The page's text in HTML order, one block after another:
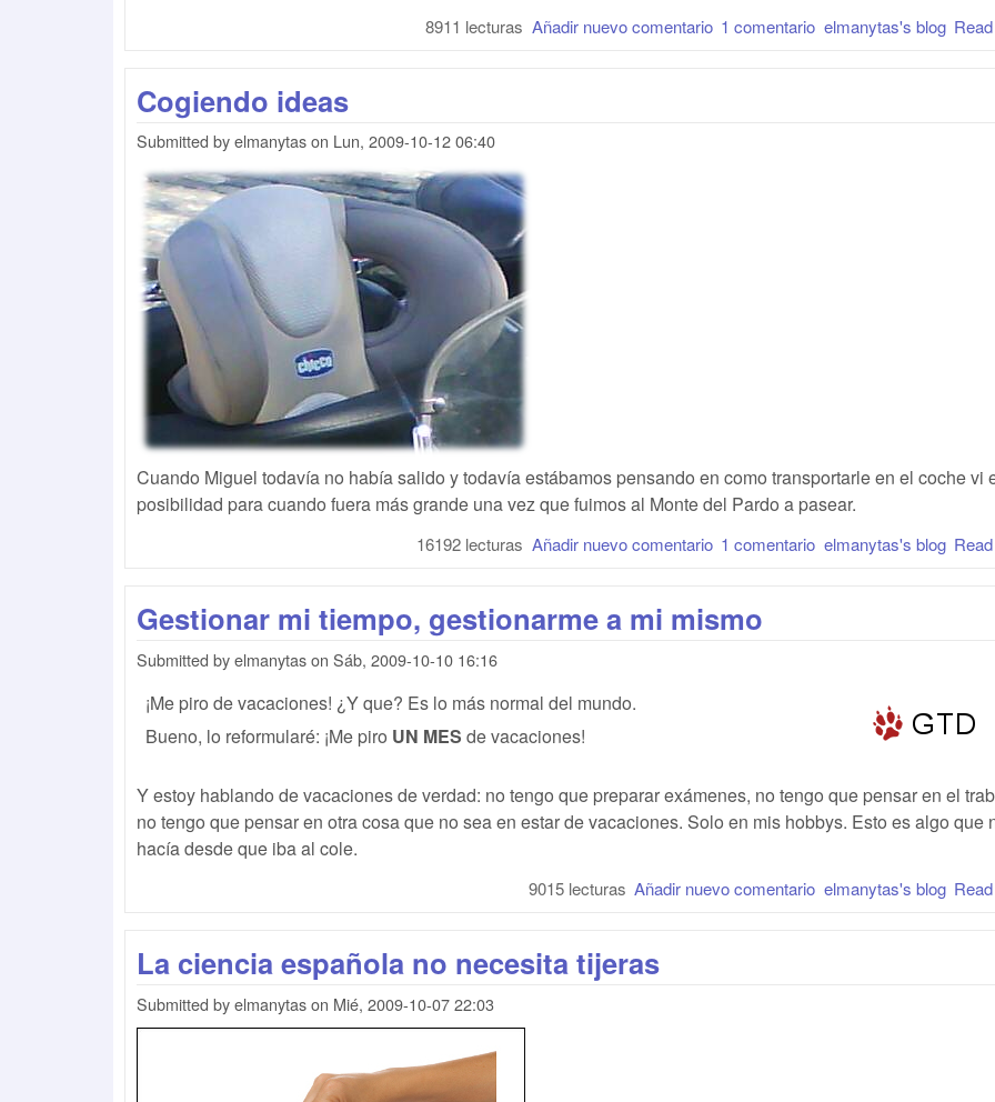
elmanytas's blog
1 comentario
Añadir nuevo comentario
8911 lecturas
Cogiendo ideas
Submitted byelmanytason Lun, 2009-10-12 06:40
Cuando Miguel todavía no había salido y todavía estábamos pensando en como transportarle en el coche vi
posibilidad para cuando fuera más grande una vez que fuimos al Monte del Pardo a pasear.
elmanytas's blog
1 comentario
Añadir nuevo comentario
16192 lecturas
Gestionar mi tiempo, gestionarme a mi mismo
Submitted byelmanytason Sáb, 2009-10-10 16:16
¡Me piro de vacaciones! ¿Y que? Es lo más normal del mundo.
Bueno, lo reformularé: ¡Me piro UN MES de vacaciones!
Y estoy hablando de vacaciones de verdad: no tengo que preparar exámenes, no tengo que pensar en el
no tengo que pensar en otra cosa que no sea en estar de vacaciones. Solo en mis hobbys. Esto es algo que
hacía desde que iba al cole.
elmanytas's blog
Añadir nuevo comentario
9015 lecturas
La ciencia española no necesita tijeras
Submitted byelmanytason Mié, 2009-10-07 22:03